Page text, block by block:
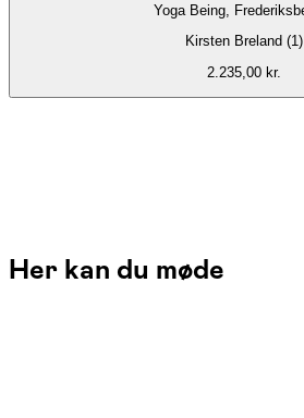
Yoga Being,
Kirsten Breland (1)
2.235,00 kr.
Her kan du møde